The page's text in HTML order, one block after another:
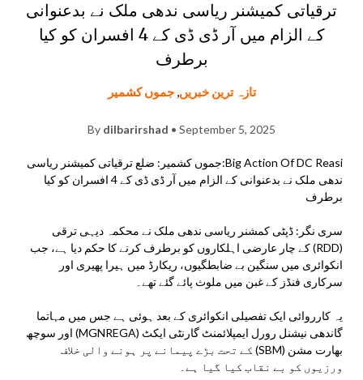
ترقیاتی کمیشنر ریاسی ندھی ملک نے بدعنوانی
کے الزام میں آر ڈی ڈی کے 4 افسران کو کیا
برطرف
تازہ ترین خبریں,جموں کشمیر
By dilbarirshad • September 5, 2025
Big Action Of DC Reasi:جموں کشمیر: ضلع ترقیاتی کمیشنر ریاسی
ندھی ملک نے بدعنوانی کے الزام میں آر ڈی ڈی کے 4 افسران کو کیا
برطرف
سری نگر: ڈپٹی کمشنر ریاسی ندھی ملک نے محکمہ دیہی ترقی
(RDD) کے چار عارضی اہلکاروں کو برطرف کرنے کا حکم دیا ہے، جب
انکوائری میں سنگین بے ضابطگیوں، ریکارڈ میں ہیرا پھیری اور
سرکاری فنڈز کے غبن میں ملوث پائے گئے تھے۔
یہ کارروائی ایک تفصیلی انکوائری کے بعد ہوئی ہے جس میں مہاتما
گاندھی نیشنل رورل ایمپلائمنٹ گارنٹی ایکٹ (MGNREGA) اور سوچھ
بھارت مشن (SBM) کے تحت بڑے پیمانے پر ہونے والی خلاف
ورزیوں کو بے نقاب کیا گیا ہے۔